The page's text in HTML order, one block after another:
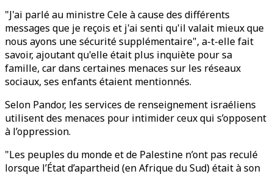
"J'ai parlé au ministre Cele à cause des différents
messages que je reçois et j'ai senti qu'il valait mieux que
nous ayons une sécurité supplémentaire", a-t-elle fait
savoir, ajoutant qu'elle était plus inquiète pour sa
famille, car dans certaines menaces sur les réseaux
sociaux, ses enfants étaient mentionnés.
Selon Pandor, les services de renseignement israéliens
utilisent des menaces pour intimider ceux qui s’opposent
à l’oppression.
"Les peuples du monde et de Palestine n’ont pas reculé
lorsque l’État d’apartheid (en Afrique du Sud) était à son